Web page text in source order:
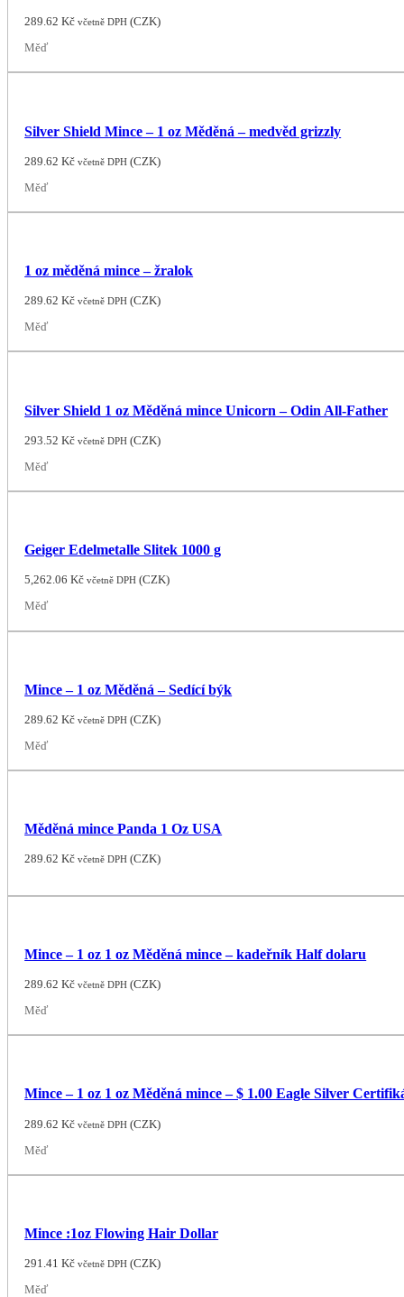
289.62Kč včetně DPH (CZK)
Měď
Silver Shield Mince – 1 oz Měděná – medvěd grizzly
289.62Kč včetně DPH (CZK)
Měď
1 oz měděná mince – žralok
289.62Kč včetně DPH (CZK)
Měď
Silver Shield 1 oz Měděná mince Unicorn – Odin All-Father
293.52Kč včetně DPH (CZK)
Měď
Geiger Edelmetalle Slitek 1000 g
5,262.06Kč včetně DPH (CZK)
Měď
Mince – 1 oz Měděná – Sedící býk
289.62Kč včetně DPH (CZK)
Měď
Měděná mince Panda 1 Oz USA
289.62Kč včetně DPH (CZK)
Mince – 1 oz 1 oz Měděná mince – kadeřník Half dolaru
289.62Kč včetně DPH (CZK)
Měď
Mince – 1 oz 1 oz Měděná mince – $ 1.00 Eagle Silver
289.62Kč včetně DPH (CZK)
Měď
Mince :1oz Flowing Hair Dollar
291.41Kč včetně DPH (CZK)
Měď